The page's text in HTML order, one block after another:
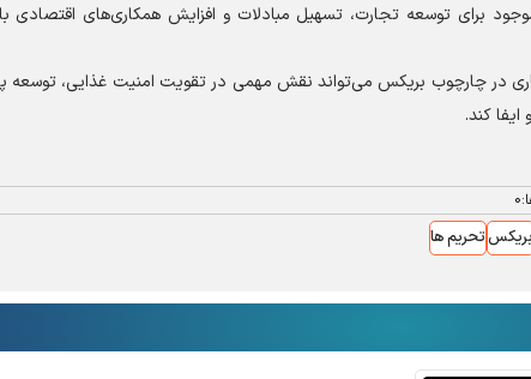
برای توسعه تجارت، تسهیل مبادلات و افزایش همکاری‌های اقتصادی
در چارچوب بریکس می‌تواند نقش مهمی در تقویت امنیت غذایی، توسعه
کند.
0
بریکستحریم ها